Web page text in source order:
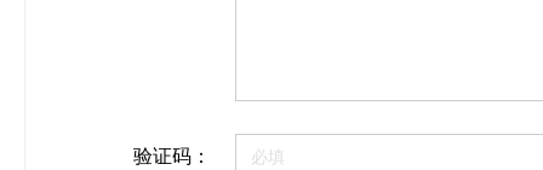
验证码：